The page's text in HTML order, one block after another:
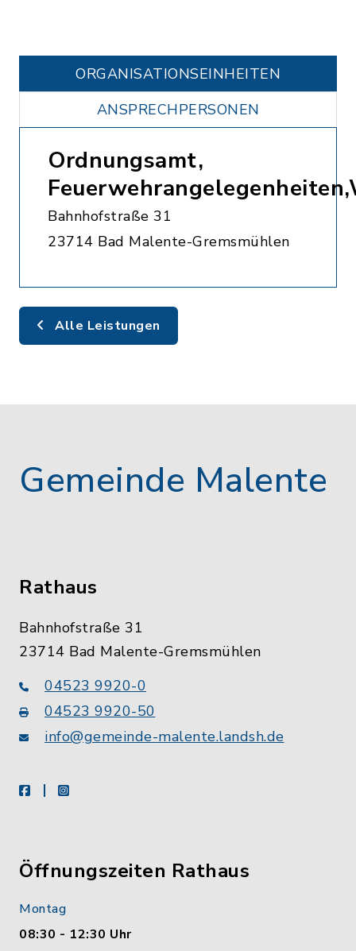
ORGANISATIONS­EINHEITEN
ANSPRECHPERSONEN
Ordnungsamt,
Bahnhofstraße 31
23714 Bad Malente-Gremsmühlen
Alle Leistungen
Gemeinde Malente
Rathaus
Bahnhofstraße 31
23714 Bad Malente-Gremsmühlen
04523 9920-0
04523 9920-50
info@gemeinde-malente.landsh.de
facebookinstagram
Öffnungszeiten Rathaus
Montag
08:30 - 12:30 Uhr